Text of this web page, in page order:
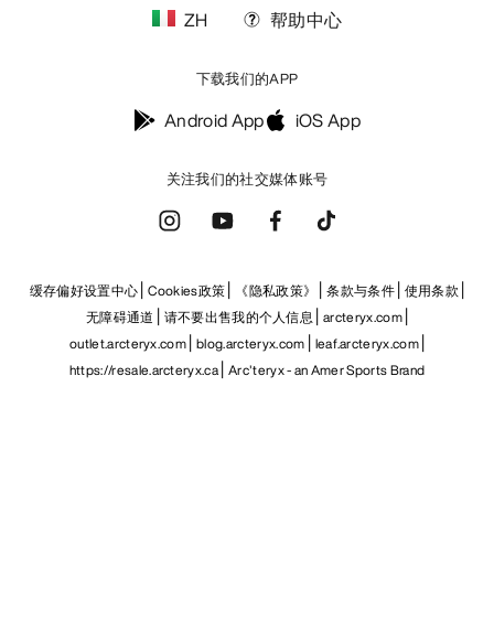
关注我们的社交媒体账号
ZH 帮助中心
下载我们的APP
Android App iOS App
缓存偏好设置中心 Cookies政策 《隐私政策》 条款与条件 使用条款
无障碍通道
请不要出售我的个人信息 arcteryx.com
outlet.arcteryx.com blog.arcteryx.com leaf.arcteryx.com
https://resale.arcteryx.ca Arc'teryx - an Amer Sports Brand